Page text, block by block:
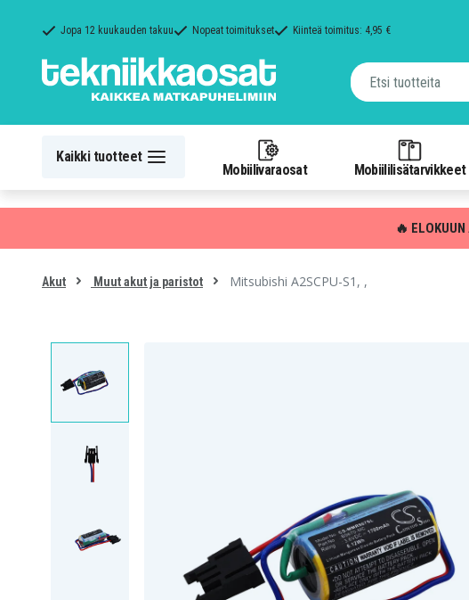
Jopa 12 kuukauden takuu Nopeat toimitukset Kiinteä toimitus: 4,95 €
Kaikki tuotteet
Mobiilivaraosat Mobiililisätarvikkeet
🔥
Akut Muut akut ja paristot Mitsubishi A2SCPU-S1, ,